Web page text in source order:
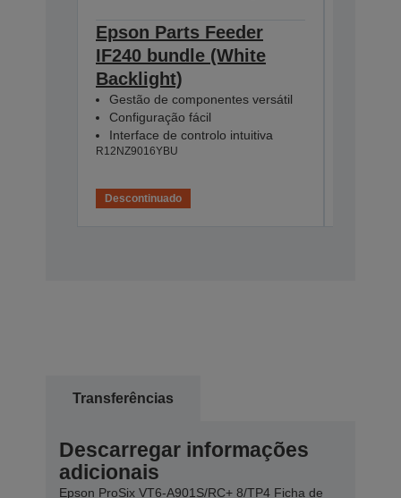
Epson Parts Feeder
IF240 bundle (White
Backlight)
Gestão de componentes versátil
Configuração fácil
Interface de controlo intuitiva
R12NZ9016YBU
Descontinuado
Transferências
Descarregar informações
adicionais
Epson ProSix VT6-A901S/RC+ 8/TP4 Ficha de